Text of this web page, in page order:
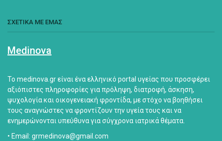
ΣΧΕΤΙΚΑ ΜΕ ΕΜΑΣ
Medinova
Το medinova.gr είναι ένα ελληνικό portal υγείας που προσφέρει
αξιόπιστες πληροφορίες για πρόληψη, διατροφή, άσκηση,
ψυχολογία και οικογενειακή φροντίδα, με στόχο να βοηθήσει
τους αναγνώστες να φροντίζουν την υγεία τους και να
ενημερώνονται υπεύθυνα για σύγχρονα ιατρικά θέματα.
• Email: grmedinova@gmail.com